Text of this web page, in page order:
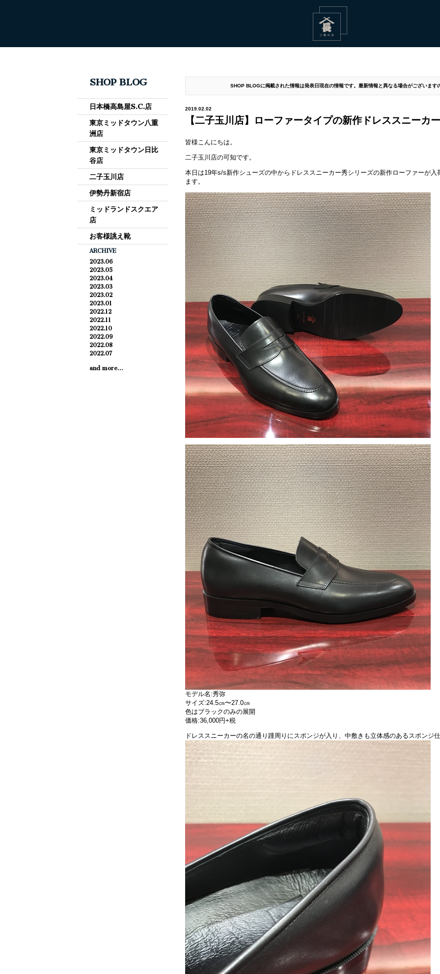
SHOP BLOG SHOP BLOGに掲載された情報は発表日現在の情報です。最新情報と異なる場合がございます
2019.02.02
【二子玉川店】ローファータイプの新作ドレススニーカー
皆様こんにちは。
二子玉川店の可知です。
本日は19年s/s新作シューズの中からドレススニーカー秀シリーズの新作ローファーが入
ます。
モデル名:秀弥
サイズ:24.5㎝〜27.0㎝
色はブラックのみの展開
価格:36,000円+税
ドレススニーカーの名の通り踵周りにスポンジが入り、中敷きも立体感のあるスポンジ
日本橋高島屋S.C.店
東京ミッドタウン八重
洲店
東京ミッドタウン日比
谷店
二子玉川店
伊勢丹新宿店
ミッドランドスクエア
店
お客様誂え靴
ARCHIVE
2023.06
2023.05
2023.04
2023.03
2023.02
2023.01
2022.12
2022.11
2022.10
2022.09
2022.08
2022.07
and more…